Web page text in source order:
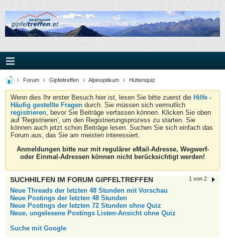
Forum Gipfeltreffen Alpinoptikum Hüttenquiz
Wenn dies Ihr erster Besuch hier ist, lesen Sie bitte zuerst die Hilfe -
Häufig gestellte Fragen durch. Sie müssen sich vermutlich
registrieren, bevor Sie Beiträge verfassen können. Klicken Sie oben
auf 'Registrieren', um den Registrierungsprozess zu starten. Sie
können auch jetzt schon Beiträge lesen. Suchen Sie sich einfach das
Forum aus, das Sie am meisten interessiert.
Anmeldungen bitte nur mit regulärer eMail-Adresse, Wegwerf-
oder Einmal-Adressen können nicht berücksichtigt werden!
1 von 2
SUCHHILFEN IM FORUM GIPFELTREFFEN
Neue Threads der letzten 48 Stunden mit Vorschau
Neue Postings der letzten 48 Stunden
Neue Postings der letzten 72 Stunden ohne Quiz
Neue, ungelesene Postings Listen-Ansicht ohne Quiz
Suche mit Google